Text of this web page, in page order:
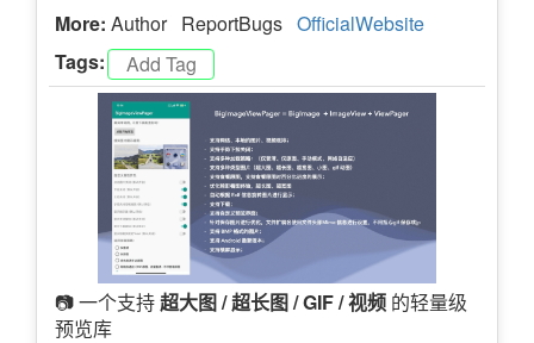
More: Author ReportBugs OfficialWebsite
Tags:
📷 一个支持超大图 / 超长图 / GIF / 视频 的轻量级
预览库